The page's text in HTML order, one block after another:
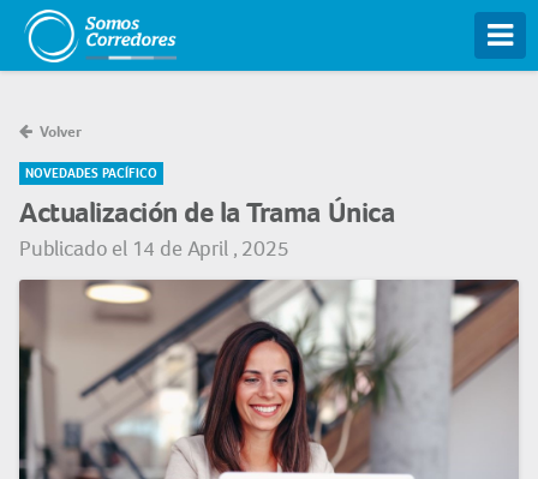
Volver
NOVEDADES PACÍFICO
Actualización de la Trama Única
Publicado el 14 de April , 2025